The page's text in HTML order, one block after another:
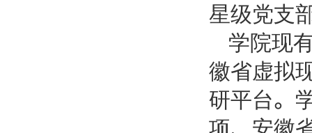
星级党支
学院现
徽省虚拟
研平台。